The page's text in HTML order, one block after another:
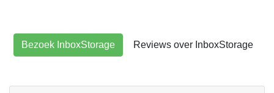
Bezoek InboxStorage Reviews over InboxStorage